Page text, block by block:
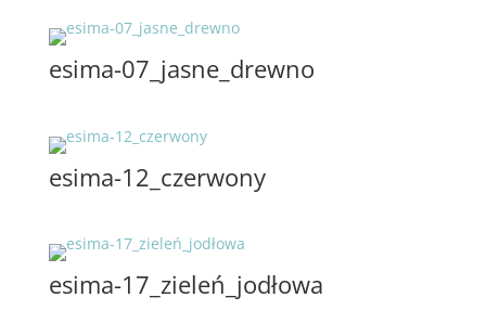
esima-07_jasne_drewno
esima-12_czerwony
esima-17_zieleń_jodłowa